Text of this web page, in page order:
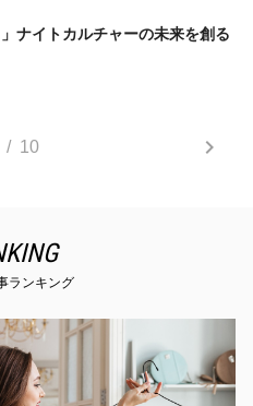
」ナイトカルチャーの未来を創る
/ 10
ランキング